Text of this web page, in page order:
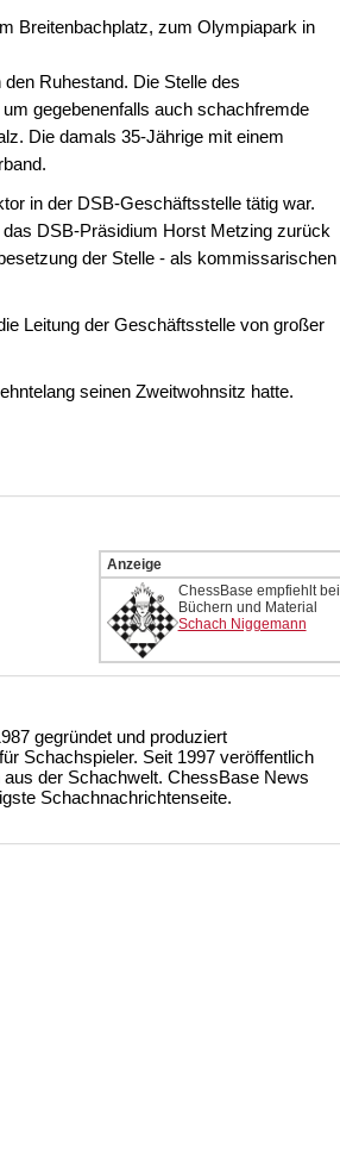
Breitenbachplatz, zum Olympiapark in
Ruhestand. Die Stelle des
gegebenenfalls auch schachfremde
Die damals 35-Jährige mit einem
in der DSB-Geschäftsstelle tätig war.
DSB-Präsidium Horst Metzing zurück
der Stelle - als kommissarischen
Leitung der Geschäftsstelle von großer
seinen Zweitwohnsitz hatte.
Anzeige
ChessBase empfiehlt bei
Büchern und Material
Schach Niggemann
gegründet und produziert
Schachspieler. Seit 1997 veröffentlich
der Schachwelt. ChessBase News
Schachnachrichtenseite.